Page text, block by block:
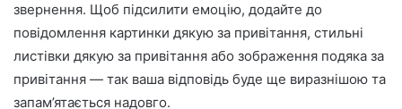
н
о
г
о
л
звернення. Щоб підсилити емоцію, додайте до
повідомлення картинки дякую за привітання, стильні
листівки дякую за привітання або зображення подяка за
привітання — так ваша відповідь буде ще виразнішою та
запам’ятається надовго.